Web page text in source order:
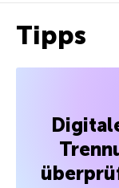
Tipps